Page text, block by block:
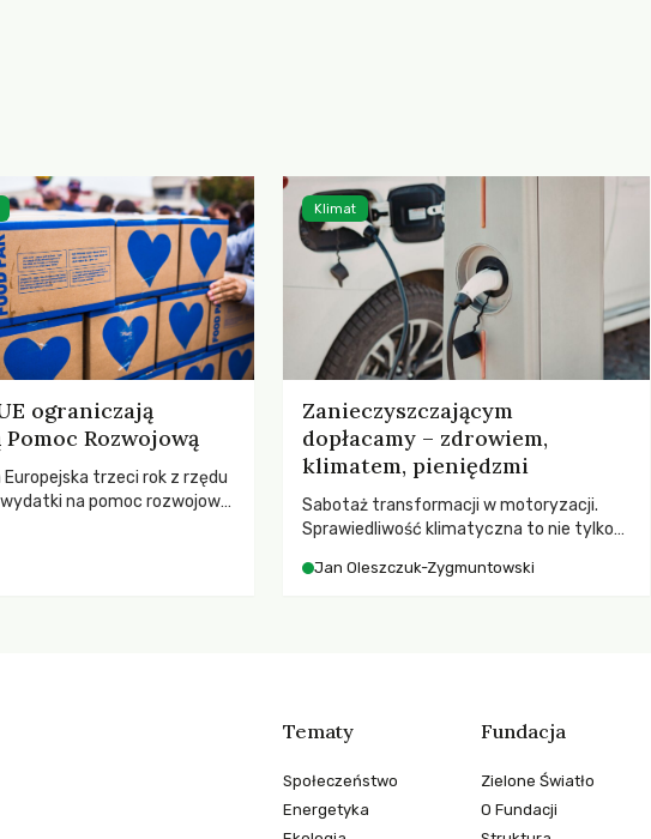
ograniczają
Rozwojową
Europejska trzeci rok z rzędu
na pomoc rozwojową
potrzebujących, a
Zanieczyszczającym
dopłacamy – zdrowiem,
klimatem, pieniędzmi
Sabotaż transformacji w motoryzacji.
Sprawiedliwość klimatyczna to nie tylko
ponosi konsekwencje globalnego
Jan Oleszczuk-Zygmuntowski
Klimat
Tematy
Społeczeństwo
Energetyka
Fundacja
Zielone Światło
O Fundacji